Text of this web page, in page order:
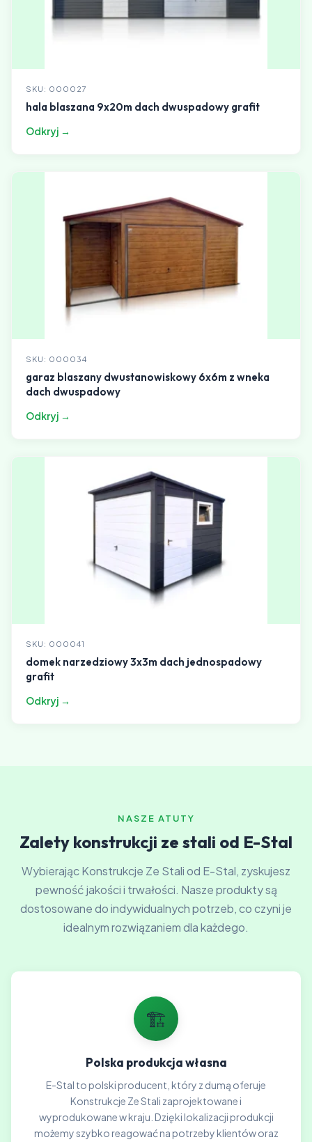
SKU: 000027
hala blaszana 9x20m dach dwuspadowy grafit
Odkryj →
SKU: 000034
garaz blaszany dwustanowiskowy 6x6m z wneka
dach dwuspadowy
Odkryj →
SKU: 000041
domek narzedziowy 3x3m dach jednospadowy
grafit
Odkryj →
NASZE ATUTY
Zalety konstrukcji ze stali od E-Stal
Wybierając Konstrukcje Ze Stali od E-Stal, zyskujesz
pewność jakości i trwałości. Nasze produkty są
dostosowane do indywidualnych potrzeb, co czyni je
idealnym rozwiązaniem dla każdego.
🏗️
Polska produkcja własna
E-Stal to polski producent, który z dumą oferuje
Konstrukcje Ze Stali zaprojektowane i
wyprodukowane w kraju. Dzięki lokalizacji produkcji
możemy szybko reagować na potrzeby klientów oraz